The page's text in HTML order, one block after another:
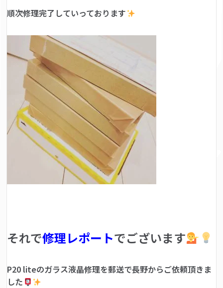
順次修理完了していっております
それで修理レポートでございます
P20 liteのガラス液晶修理を郵送で長野からご依頼頂きま
した